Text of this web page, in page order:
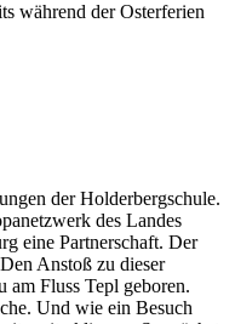
während der Osterferien
der Holderbergschule.
des Landes
eine Partnerschaft. Der
Anstoß zu dieser
am Fluss Tepl geboren.
Und wie ein Besuch